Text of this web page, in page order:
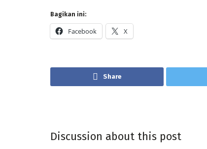
Bagikan ini:
Facebook X
Share
Discussion about this post